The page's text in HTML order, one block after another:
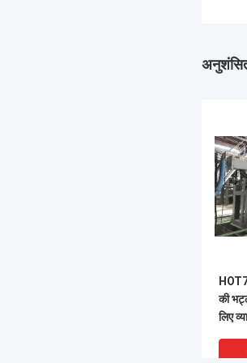
की
लिए